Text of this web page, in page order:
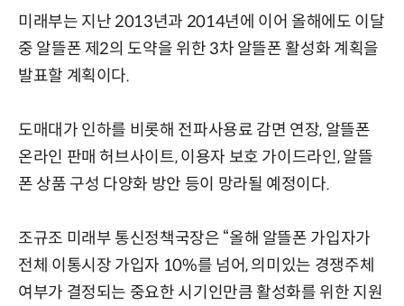
미래부는 지난 2013년과 2014년에 이어 올해에도 이달
중 알뜰폰 제2의 도약을 위한 3차 알뜰폰 활성화 계획을
발표할 계획이다.
도매대가 인하를 비롯해 전파사용료 감면 연장, 알뜰폰
온라인 판매 허브사이트, 이용자 보호 가이드라인, 알뜰
폰 상품 구성 다양화 방안 등이 망라될 예정이다.
조규조 미래부 통신정책국장은 “올해 알뜰폰 가입자가
전체 이통시장 가입자 10%를 넘어, 의미있는 경쟁주체
여부가 결정되는 중요한 시기인만큼 활성화를 위한 지원